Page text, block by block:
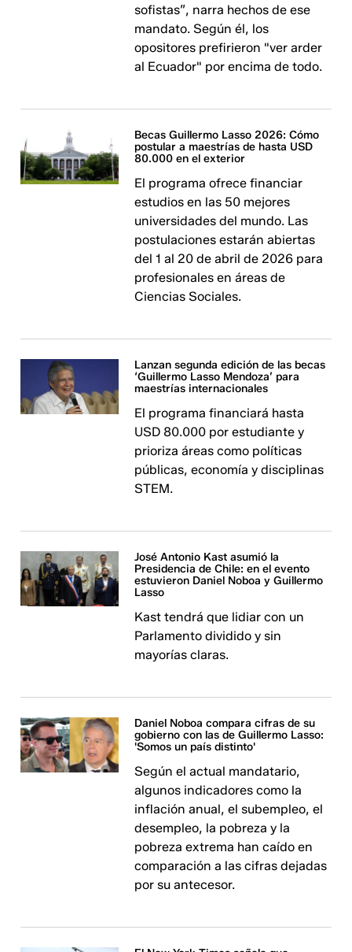
sofistas”, narra hechos de ese
mandato. Según él, los
opositores prefirieron "ver arder
al Ecuador" por encima de todo.
Becas Guillermo Lasso 2026: Cómo
postular a maestrías de hasta USD
80.000 en el exterior
El programa ofrece financiar
estudios en las 50 mejores
universidades del mundo. Las
postulaciones estarán abiertas
del 1 al 20 de abril de 2026 para
profesionales en áreas de
Ciencias Sociales.
Lanzan segunda edición de las becas
‘Guillermo Lasso Mendoza’ para
maestrías internacionales
El programa financiará hasta
USD 80.000 por estudiante y
prioriza áreas como políticas
públicas, economía y disciplinas
STEM.
José Antonio Kast asumió la
Presidencia de Chile: en el evento
estuvieron Daniel Noboa y Guillermo
Lasso
Kast tendrá que lidiar con un
Parlamento dividido y sin
mayorías claras.
Daniel Noboa compara cifras de su
gobierno con las de Guillermo Lasso:
'Somos un país distinto'
Según el actual mandatario,
algunos indicadores como la
inflación anual, el subempleo, el
desempleo, la pobreza y la
pobreza extrema han caído en
comparación a las cifras dejadas
por su antecesor.